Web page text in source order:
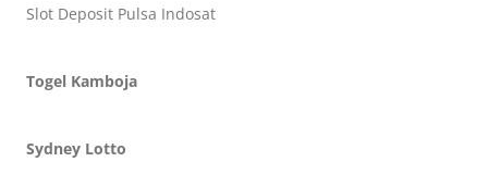
Slot Deposit Pulsa Indosat
Togel Kamboja
Sydney Lotto